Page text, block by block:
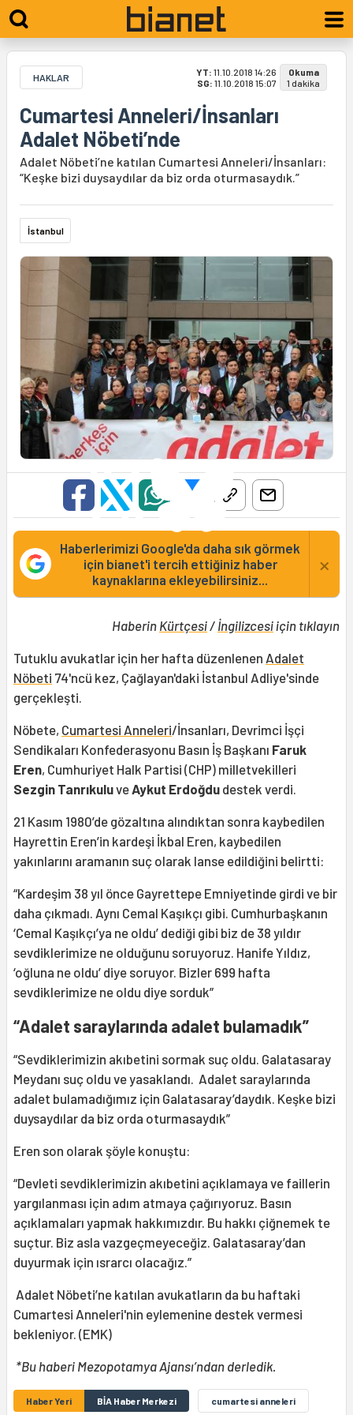
HAKLAR YT: 11.10.2018 14:26
SG: 11.10.2018 15:07
Okuma
1 dakika
Cumartesi Anneleri/İnsanları
Adalet Nöbeti’nde
Adalet Nöbeti’ne katılan Cumartesi Anneleri/İnsanları:
“Keşke bizi duysaydılar da biz orda oturmasaydık.”
İstanbul
Haberlerimizi Google'da daha sık görmek
için bianet'i tercih ettiğiniz haber
kaynaklarına ekleyebilirsiniz...
×
Haberin Kürtçesi/ İngilizcesiiçin tıklayın
Tutuklu avukatlar için her hafta düzenlenen Adalet
Nöbeti 74'ncü kez, Çağlayan'daki İstanbul Adliye'sinde
gerçekleşti.
Nöbete, Cumartesi Anneleri/İnsanları, Devrimci İşçi
Sendikaları Konfederasyonu Basın İş Başkanı Faruk
Eren, Cumhuriyet Halk Partisi (CHP) milletvekilleri
Sezgin TanrıkuluveAykut Erdoğdu destek verdi.
21 Kasım 1980’de gözaltına alındıktan sonra kaybedilen
Hayrettin Eren’in kardeşi İkbal Eren, kaybedilen
yakınlarını aramanın suç olarak lanse edildiğini belirtti:
“Kardeşim 38 yıl önce Gayrettepe Emniyetinde girdi ve bir
daha çıkmadı. Aynı Cemal Kaşıkçı gibi. Cumhurbaşkanın
‘Cemal Kaşıkçı’ya ne oldu’ dediği gibi biz de 38 yıldır
sevdiklerimize ne olduğunu soruyoruz. Hanife Yıldız,
‘oğluna ne oldu’ diye soruyor. Bizler 699 hafta
sevdiklerimize ne oldu diye sorduk”
“Adalet saraylarında adalet bulamadık”
“Sevdiklerimizin akıbetini sormak suç oldu. Galatasaray
Meydanı suç oldu ve yasaklandı. Adalet saraylarında
adalet bulamadığımız için Galatasaray’daydık. Keşke bizi
duysaydılar da biz orda oturmasaydık”
Eren son olarak şöyle konuştu:
“Devleti sevdiklerimizin akıbetini açıklamaya ve faillerin
yargılanması için adım atmaya çağırıyoruz. Basın
açıklamaları yapmak hakkımızdır. Bu hakkı çiğnemek te
suçtur. Biz asla vazgeçmeyeceğiz. Galatasaray’dan
duyurmak için ısrarcı olacağız.”
Adalet Nöbeti’ne katılan avukatların da bu haftaki
Cumartesi Anneleri'nin eylemenine destek vermesi
bekleniyor. (EMK)
*Bu haberi Mezopotamya Ajansı’ndan derledik.
Haber Yeri BİA Haber Merkezi cumartesi anneleri